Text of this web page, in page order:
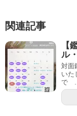
関連記事
【
ル
対面
いた
で